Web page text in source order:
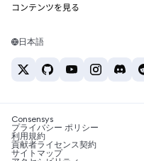
Web3サービス
サポート
キャリア
お問い合わせ
Tetherの価格
USDT→INR
BTC→INR
ETH→USDT
ETHの購入
USDTの購入
SHIBの購入
BNBの購入
コンテンツを見る
Solanaウォレット
税制関連ニュース
暗号資産の購入方法は？
日本語
Consensys
プライバシー ポリシー
利用規約
貢献者ライセンス契約
サイトマップ